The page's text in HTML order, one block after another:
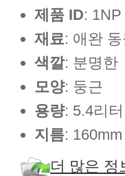
제품 ID: 1NP
재료: 애완
색깔: 분명한
모양: 둥근
용량: 5.4리터
지름: 160mm
더 많은 정